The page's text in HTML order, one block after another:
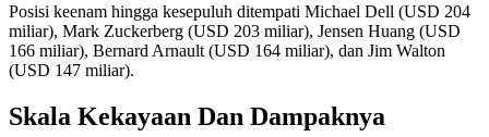
Posisi keenam hingga kesepuluh ditempati Michael Dell (USD 204
miliar), Mark Zuckerberg (USD 203 miliar), Jensen Huang (USD
166 miliar), Bernard Arnault (USD 164 miliar), dan Jim Walton
(USD 147 miliar).
Skala Kekayaan Dan Dampaknya